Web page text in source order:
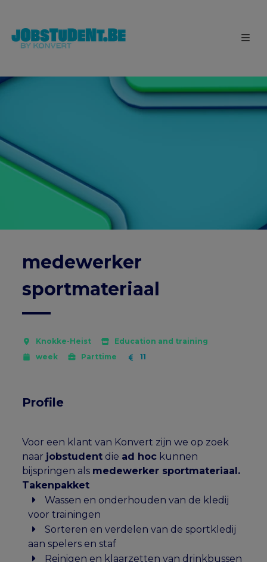
medewerker
sportmateriaal
Knokke-Heist
Education and training
week
Parttime 11
Profile
Voor een klant van Konvert zijn we op zoek
naar jobstudent die ad hoc kunnen
bijspringen als medewerker sportmateriaal.
Takenpakket
Wassen en onderhouden van de kledij
voor trainingen
Sorteren en verdelen van de sportkledij
aan spelers en staf
Reinigen en klaarzetten van drinkbussen